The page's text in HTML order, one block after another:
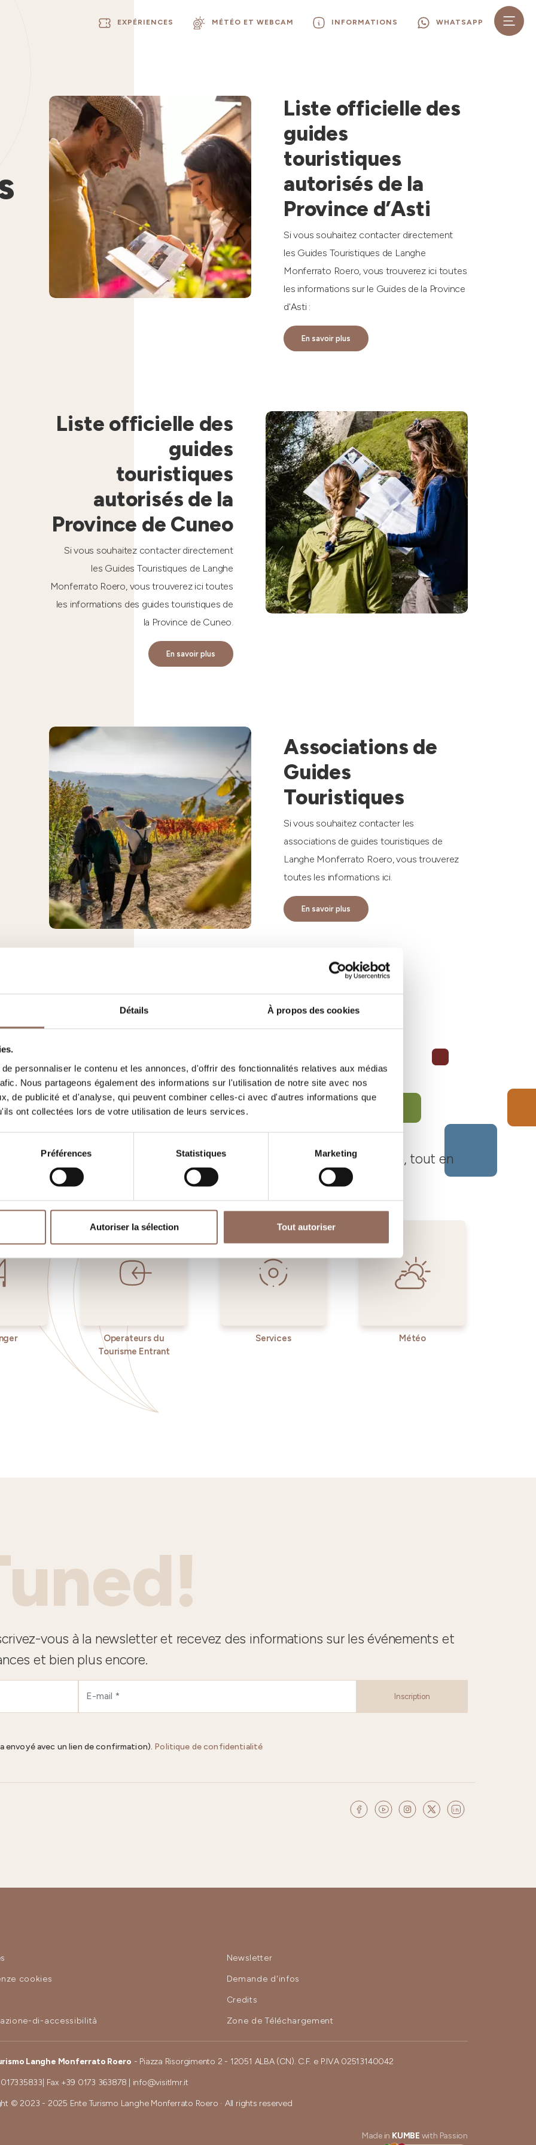
Détails À propos des cookies
personnaliser le contenu et les annonces, d'offrir des fonctionnalités relatives aux médias
Nous partageons également des informations sur l'utilisation de notre site avec nos
de publicité et d'analyse, qui peuvent combiner celles-ci avec d'autres informations que
ont collectées lors de votre utilisation de leurs services.
Préférences Statistiques Marketing
Autoriser la sélection Tout autoriser
EXPÉRIENCES MÉTÉO ET WEBCAM INFORMATIONS WHATSAPP
Liste officielle des
guides
touristiques
autorisés de la
Province d’Asti
Si vous souhaitez contacter directement
les Guides Touristiques de Langhe
Monferrato Roero, vous trouverez ici toutes
les informations sur le Guides de la Province
d'Asti :
En savoir plus
Liste officielle des
guides
touristiques
autorisés de la
Province de Cuneo
Si vous souhaitez contacter directement
les Guides Touristiques de Langhe
Monferrato Roero, vous trouverez ici toutes
les informations des guides touristiques de
la Province de Cuneo.
En savoir plus
Associations de
Guides
Touristiques
Si vous souhaitez contacter les
associations de guides touristiques de
Langhe Monferrato Roero, vous trouverez
toutes les informations ici.
En savoir plus
Vos vacances
quoi faire et visiter dans chaque coin de Langhe Monferrato Roero, tout en
gardant un œil sur la météo en temps réel
Operateurs du
Tourisme Entrant
Services Météo
vous à la newsletter et recevez des informations sur les événements et
et bien plus encore.
Inscription
envoyé avec un lien de confirmation). Politique de confidentialité
cookies
di-accessibilità
Newsletter
Demande d'infos
Credits
Zone de Téléchargement
Langhe Monferrato Roero - Piazza Risorgimento 2 - 12051 ALBA (CN). C.F. e P.IVA 02513140042
| Fax +39 0173 363878 info@visitlmr.it
© 2023 - 2025 Ente Turismo Langhe Monferrato Roero · All rights reserved
Made in KUMBE with Passion